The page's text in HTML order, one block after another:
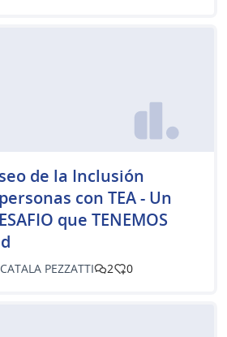
de la Inclusión
con TEA - Un
que TENEMOS
PEZZATTI 2 0